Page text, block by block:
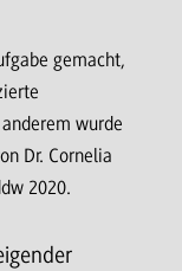
gemacht,
wurde
Dr. Cornelia
2020.